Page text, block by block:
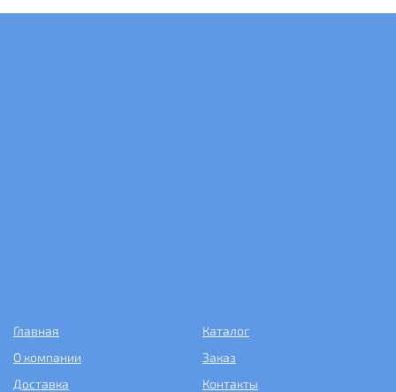
Главная
Каталог
О компании
Заказ
Доставка
Контакты